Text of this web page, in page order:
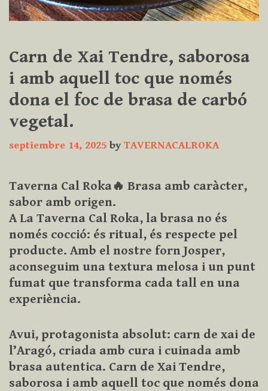
Carn de Xai Tendre, saborosa
i amb aquell toc que només
dona el foc de brasa de carbó
vegetal.
septiembre 14, 2025 by TAVERNACALROKA
Taverna Cal Roka🔥 Brasa amb caràcter,
sabor amb origen.
A La Taverna Cal Roka, la brasa no és
només cocció: és ritual, és respecte pel
producte. Amb el nostre forn Josper,
aconseguim una textura melosa i un punt
fumat que transforma cada tall en una
experiència.
Avui, protagonista absolut: carn de xai de
l’Aragó, criada amb cura i cuinada amb
brasa autentica. Carn de Xai Tendre,
saborosa i amb aquell toc que només dona